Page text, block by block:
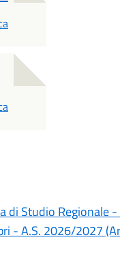
Studio Regionale
- A.S. 2026/2027